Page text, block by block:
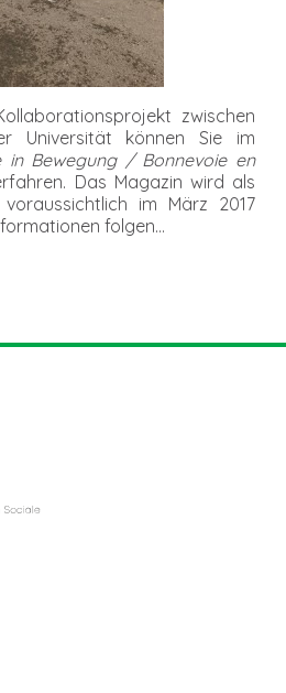
zwischen
Universität können Sie im
in Bewegung / Bonnevoie en
Das Magazin wird als
im März 2017
folgen…